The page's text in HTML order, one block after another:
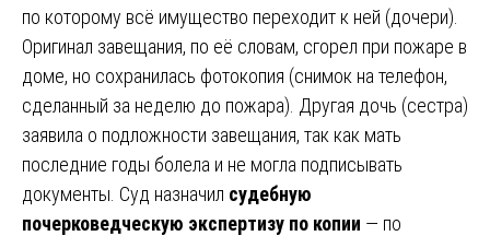
по которому всё имущество переходит к ней (дочери).
Оригинал завещания, по её словам, сгорел при пожаре в
доме, но сохранилась фотокопия (снимок на телефон,
сделанный за неделю до пожара). Другая дочь (сестра)
заявила о подложности завещания, так как мать
последние годы болела и не могла подписывать
документы. Суд назначил судебную
почерковедческую экспертизу по копии — по